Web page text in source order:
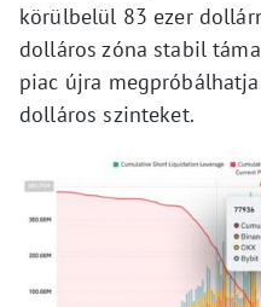
körülbelül 83 ezer
dolláros zóna stabil
piac újra
dolláros szinteket.